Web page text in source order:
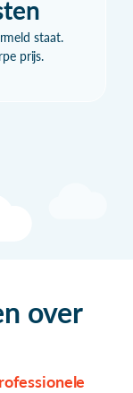
staat.
prijs.
over